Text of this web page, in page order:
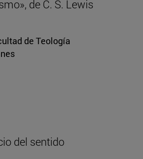
de C. S. Lewis
de Teología
del sentido